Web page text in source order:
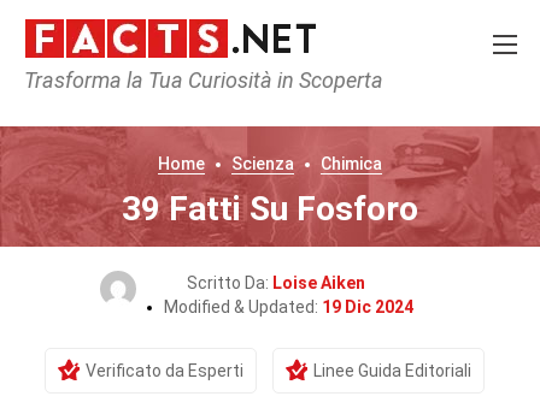
Trasforma la Tua Curiosità in Scoperta
Home Scienza Chimica
39 Fatti Su Fosforo
Scritto Da: Loise Aiken
Modified & Updated: 19 Dic 2024
Verificato da Esperti Linee Guida Editoriali